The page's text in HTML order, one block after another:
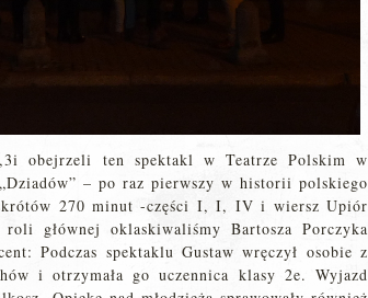
obejrzeli ten spektakl w Teatrze Polskim w
– po raz pierwszy w historii polskiego
270 minut -części I, I, IV i wiersz Upiór
głównej oklaskiwaliśmy Bartosza Porczyka
Podczas spektaklu Gustaw wręczył osobie z
i otrzymała go uczennica klasy 2e. Wyjazd